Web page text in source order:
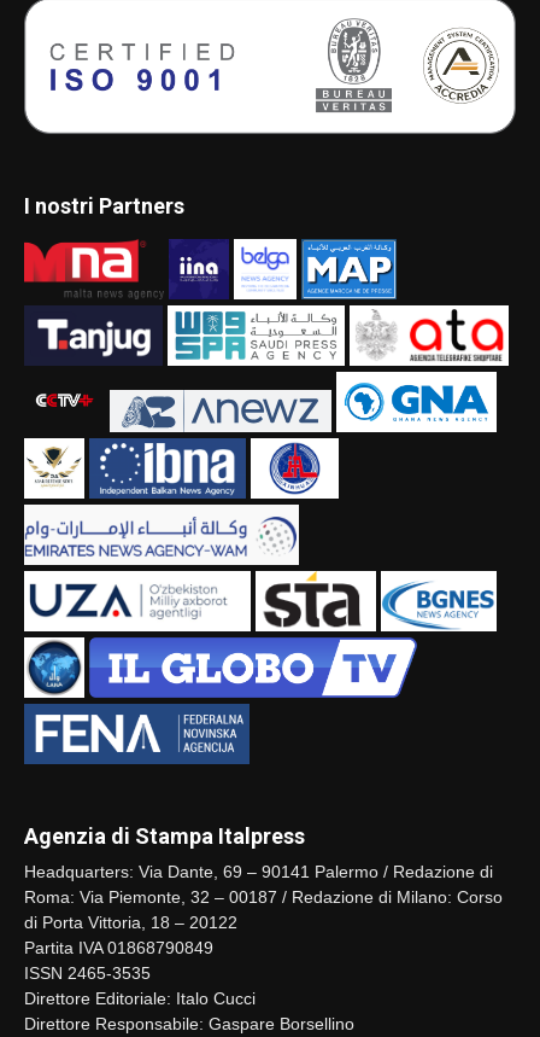
I nostri Partners
Agenzia di Stampa Italpress
Headquarters: Via Dante, 69 – 90141 Palermo / Redazione di
Roma: Via Piemonte, 32 – 00187 / Redazione di Milano: Corso
di Porta Vittoria, 18 – 20122
Partita IVA 01868790849
ISSN 2465-3535
Direttore Editoriale: Italo Cucci
Direttore Responsabile: Gaspare Borsellino